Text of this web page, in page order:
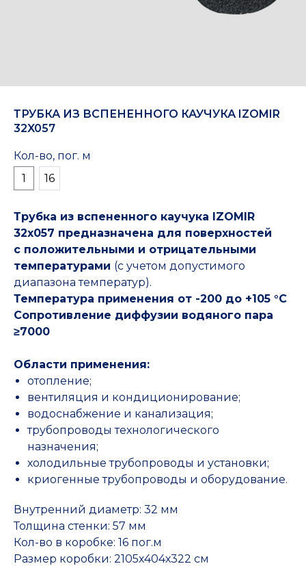
ТРУБКА ИЗ ВСПЕНЕННОГО КАУЧУКА IZOMIR
32X057
Кол-во, пог. м
1
16
Трубка из вспененного каучука IZOMIR
32x057 предназначена для поверхностей
с положительными и отрицательными
температурами (с учетом допустимого
диапазона температур).
Температура применения от -200 до +105 °С
Сопротивление диффузии водяного пара
≥7000
Области применения:
отопление;
вентиляция и кондиционирование;
водоснабжение и канализация;
трубопроводы технологического
назначения;
холодильные трубопроводы и установки;
криогенные трубопроводы и оборудование.
Внутренний диаметр: 32 мм
Толщина стенки: 57 мм
Кол-во в коробке: 16 пог.м
Размер коробки: 2105х404х322 см